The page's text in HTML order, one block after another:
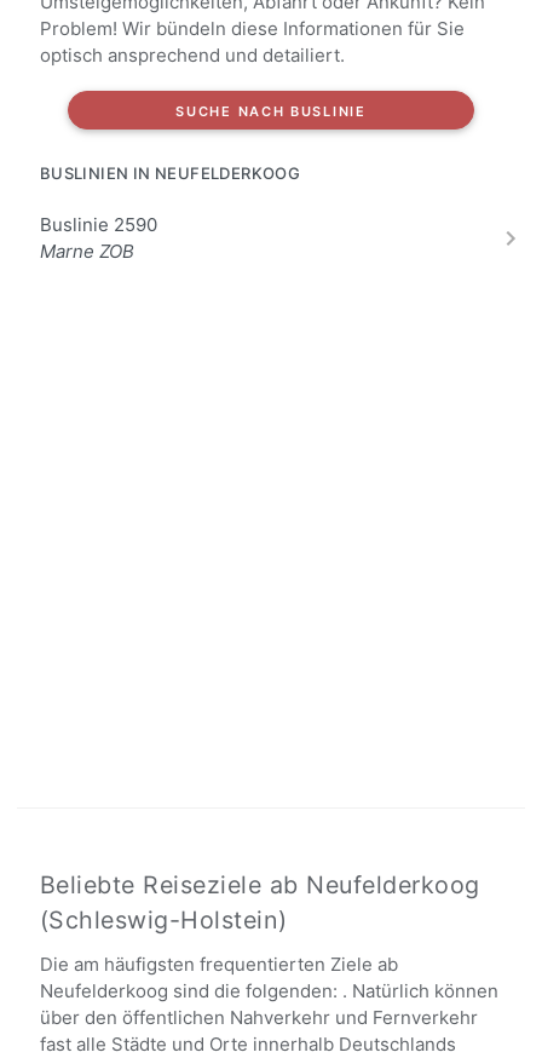
Problem! Wir bündeln diese Informationen für Sie
optisch ansprechend und detailiert.
SUCHE NACH BUSLINIE
BUSLINIEN IN NEUFELDERKOOG
Buslinie 2590
Marne ZOB
Beliebte Reiseziele ab Neufelderkoog
(Schleswig-Holstein)
Die am häufigsten frequentierten Ziele ab
Neufelderkoog sind die folgenden: . Natürlich können
über den öffentlichen Nahverkehr und Fernverkehr
fast alle Städte und Orte innerhalb Deutschlands